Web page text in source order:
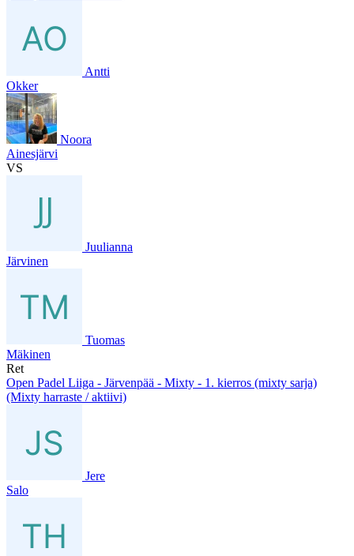
Antti
Okker
Noora
Ainesjärvi
VS
Juulianna
Järvinen
Tuomas
Mäkinen
Ret
Open Padel Liiga - Järvenpää - Mixty - 1. kierros (mixty sarja)
(Mixty harraste / aktiivi)
Jere
Salo